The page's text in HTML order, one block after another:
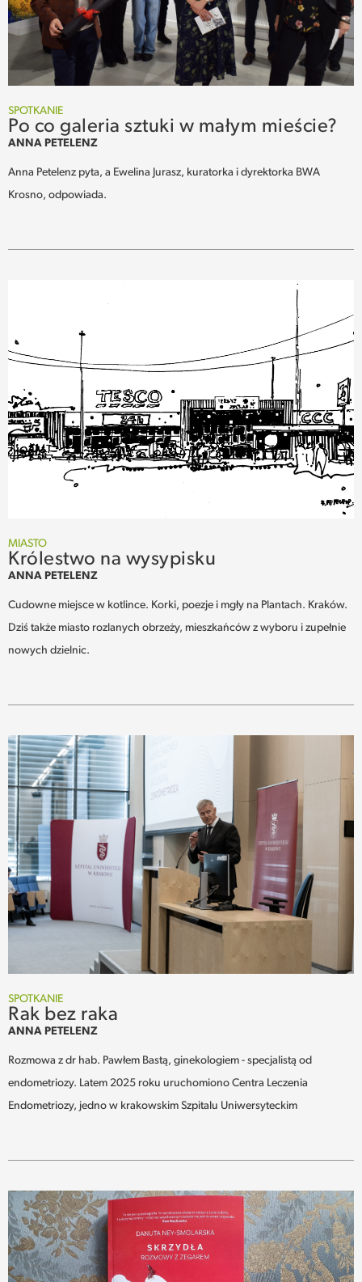
SPOTKANIE
Po co galeria sztuki w małym mieście?
ANNA PETELENZ
Anna Petelenz pyta, a Ewelina Jurasz, kuratorka i dyrektorka BWA
Krosno, odpowiada.
MIASTO
Królestwo na wysypisku
ANNA PETELENZ
Cudowne miejsce w kotlince. Korki, poezje i mgły na Plantach. Kraków.
Dziś także miasto rozlanych obrzeży, mieszkańców z wyboru i zupełnie
nowych dzielnic.
SPOTKANIE
Rak bez raka
ANNA PETELENZ
Rozmowa z dr hab. Pawłem Bastą, ginekologiem - specjalistą od
endometriozy. Latem 2025 roku uruchomiono Centra Leczenia
Endometriozy, jedno w krakowskim Szpitalu Uniwersyteckim